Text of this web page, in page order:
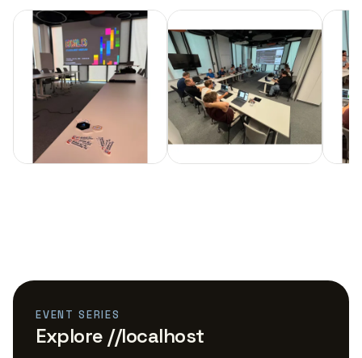
EVENT SERIES
Explore //localhost